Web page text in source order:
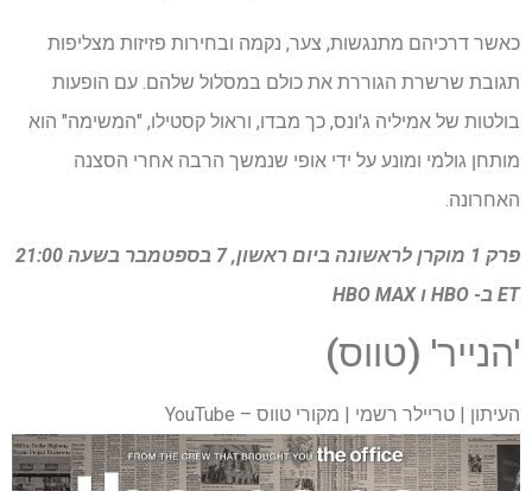
כאשר דרכיהם מתנגשות, צער, נקמה ובחירות פזיזות מצליפות
תגובת שרשרת הגוררת את כולם במסלול שלהם. עם הופעות
בולטות של אמיליה ג'ונס, כך מבדו, וראול קסטילו, "המשימה" הוא
מותחן גולמי ומונע על ידי אופי שנמשך הרבה אחרי הסצנה
האחרונה.
פרק 1 מוקרן לראשונה ביום ראשון, 7 בספטמבר בשעה 21:00
ET ב- HBO ו
HBO MAX
'הנייר' (טווס)
העיתון | טריילר רשמי | מקורי טווס – YouTube